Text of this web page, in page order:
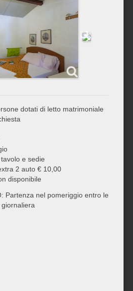
dotati di letto matrimoniale
e sedie
2 auto € 10,00
disponibile
Partenza nel pomeriggio entro le